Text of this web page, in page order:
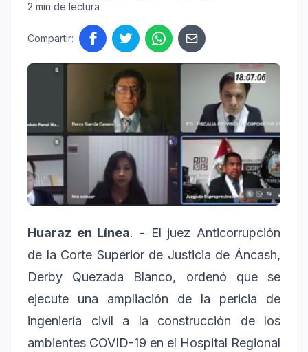
2 min de lectura
Compartir:
Huaraz en Línea. - El juez Anticorrupción
de la Corte Superior de Justicia de Áncash,
Derby Quezada Blanco, ordenó que se
ejecute una ampliación de la pericia de
ingeniería civil a la construcción de los
ambientes COVID-19 en el Hospital Regional